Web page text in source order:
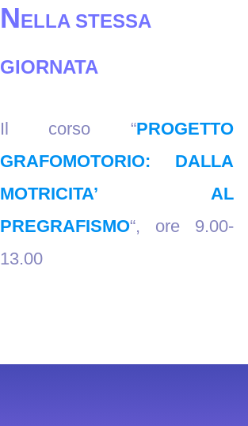
NELLA STESSA
GIORNATA
Il corso “PROGETTO
GRAFOMOTORIO: DALLA
MOTRICITA’ AL
PREGRAFISMO“, ore 9.00-
13.00